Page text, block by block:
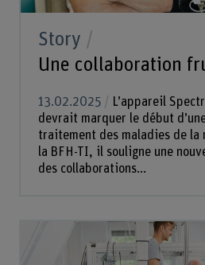
Story
Une collaboration
13.02.2025
L’appareil
devrait marquer le début
traitement des maladies de la
la BFH-TI, il souligne une
des collaborations...